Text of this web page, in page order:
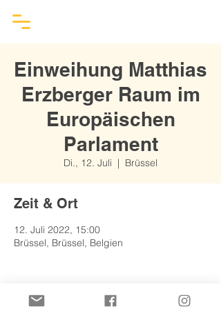
Einweihung Matthias
Erzberger Raum im
Europäischen
Parlament
Di., 12. Juli
  |
Brüssel
Zeit & Ort
12. Juli 2022, 15:00
Brüssel, Brüssel, Belgien